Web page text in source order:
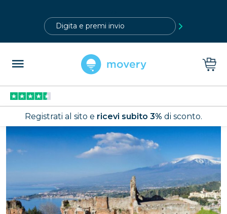
Registrati al sito e ricevi subito 3% di sconto.